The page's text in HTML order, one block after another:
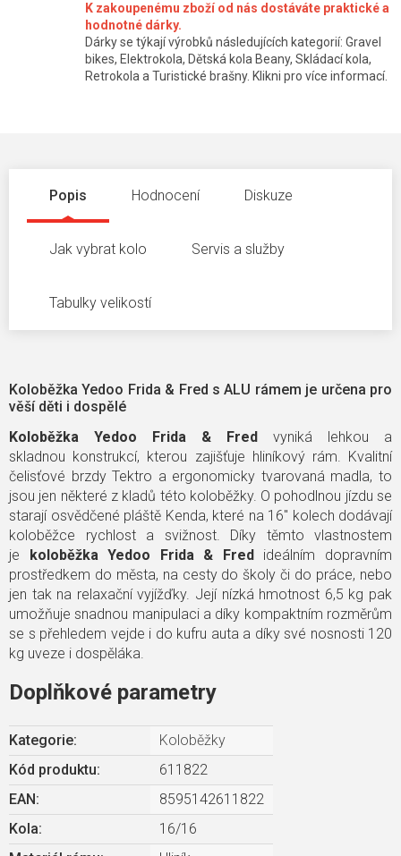
K zakoupenému zboží od nás dostáváte praktické a
hodnotné dárky.
Dárky se týkají výrobků následujících kategorií: Gravel
bikes, Elektrokola, Dětská kola Beany, Skládací kola,
Retrokola a Turistické brašny. Klikni pro více informací.
Popis Hodnocení Diskuze
Jak vybrat kolo Servis a služby
Tabulky velikostí
Koloběžka Yedoo Frida & Fred s ALU rámem je určena pro
věší děti i dospělé
Koloběžka Yedoo Frida & Fred vyniká lehkou a
skladnou konstrukcí, kterou zajišťuje hliníkový rám. Kvalitní
čelisťové brzdy Tektro a ergonomicky tvarovaná madla, to
jsou jen některé z kladů této koloběžky. O pohodlnou jízdu se
starají osvědčené pláště Kenda, které na 16" kolech dodávají
koloběžce rychlost a svižnost. Díky těmto vlastnostem
je koloběžka Yedoo Frida & Fredideálním dopravním
prostředkem do města, na cesty do školy či do práce, nebo
jen tak na relaxační vyjížďky. Její nízká hmotnost 6,5 kg pak
umožňuje snadnou manipulaci a díky kompaktním rozměrům
se s přehledem vejde i do kufru auta a díky své nosnosti 120
kg uveze i dospěláka.
Doplňkové parametry
Kategorie:
Koloběžky
Kód produktu:
611822
EAN:
8595142611822
Kola:
16/16